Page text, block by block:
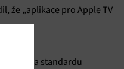
že „aplikace pro Apple TV
podpora standardu